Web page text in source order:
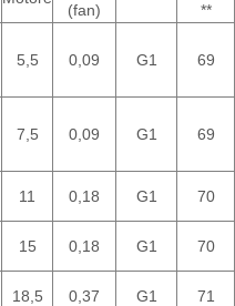
(fan)
**
5,5 0,09 G1 69
7,5 0,09 G1 69
11 0,18 G1 70
15 0,18 G1 70
18,5 0,37 G1 71